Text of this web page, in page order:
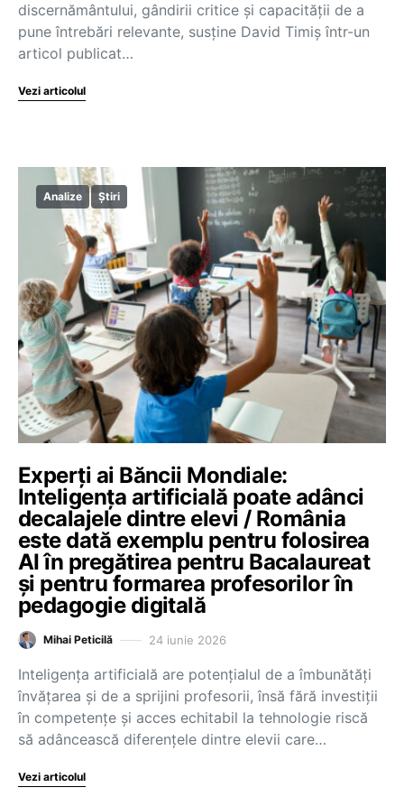
discernământului, gândirii critice și capacității de a
pune întrebări relevante, susține David Timiș într-un
articol publicat…
Vezi articolul
Analize Știri
Experți ai Băncii Mondiale:
Inteligența artificială poate adânci
decalajele dintre elevi / România
este dată exemplu pentru folosirea
AI în pregătirea pentru Bacalaureat
și pentru formarea profesorilor în
pedagogie digitală
Mihai Peticilă 24 iunie 2026
Inteligența artificială are potențialul de a îmbunătăți
învățarea și de a sprijini profesorii, însă fără investiții
în competențe și acces echitabil la tehnologie riscă
să adâncească diferențele dintre elevii care…
Vezi articolul